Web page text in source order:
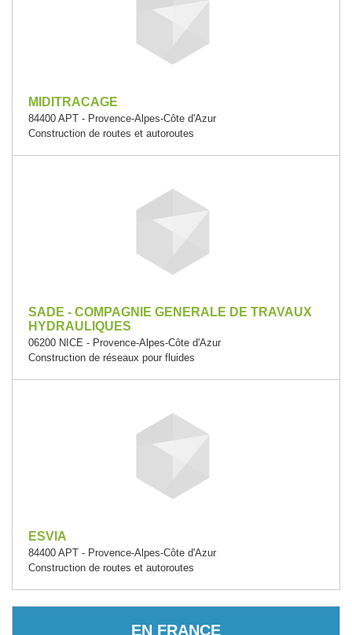
MIDITRACAGE
84400 APT - Provence-Alpes-Côte d'Azur
Construction de routes et autoroutes
SADE - COMPAGNIE GENERALE DE TRAVAUX
HYDRAULIQUES
06200 NICE - Provence-Alpes-Côte d'Azur
Construction de réseaux pour fluides
ESVIA
84400 APT - Provence-Alpes-Côte d'Azur
Construction de routes et autoroutes
EN FRANCE